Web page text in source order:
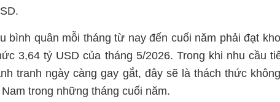
bình quân mỗi tháng từ nay đến cuối năm phải đạt
3,64 tỷ USD của tháng 5/2026. Trong khi nhu cầu
tranh ngày càng gay gắt, đây sẽ là thách thức
trong những tháng cuối năm.